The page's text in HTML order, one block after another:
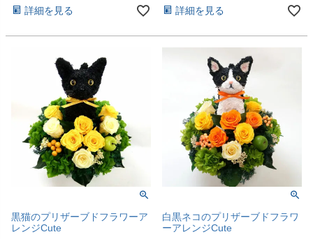
詳細を見る 詳細を見る
黒猫のプリザーブドフラワーア
レンジCute
白黒ネコのプリザーブドフラワ
ーアレンジCute